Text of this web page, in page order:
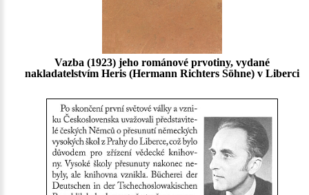
Vazba (1923) jeho románové prvotiny, vydané
nakladatelstvím Heris (Hermann Richters Söhne) v Liberci